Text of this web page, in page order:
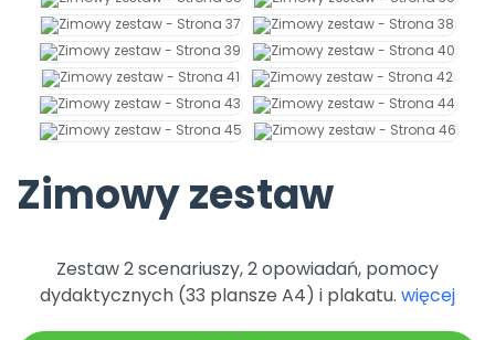
Zimowy zestaw
Zestaw 2 scenariuszy, 2 opowiadań, pomocy
dydaktycznych (33 plansze A4) i plakatu. więcej